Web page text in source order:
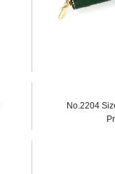
No.2204